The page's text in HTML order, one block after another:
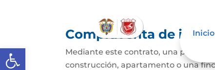
Abrir barra de herramientas
Inicio
Compraventa de
Mediante este contrato, una persona
construcción, apartamento o una